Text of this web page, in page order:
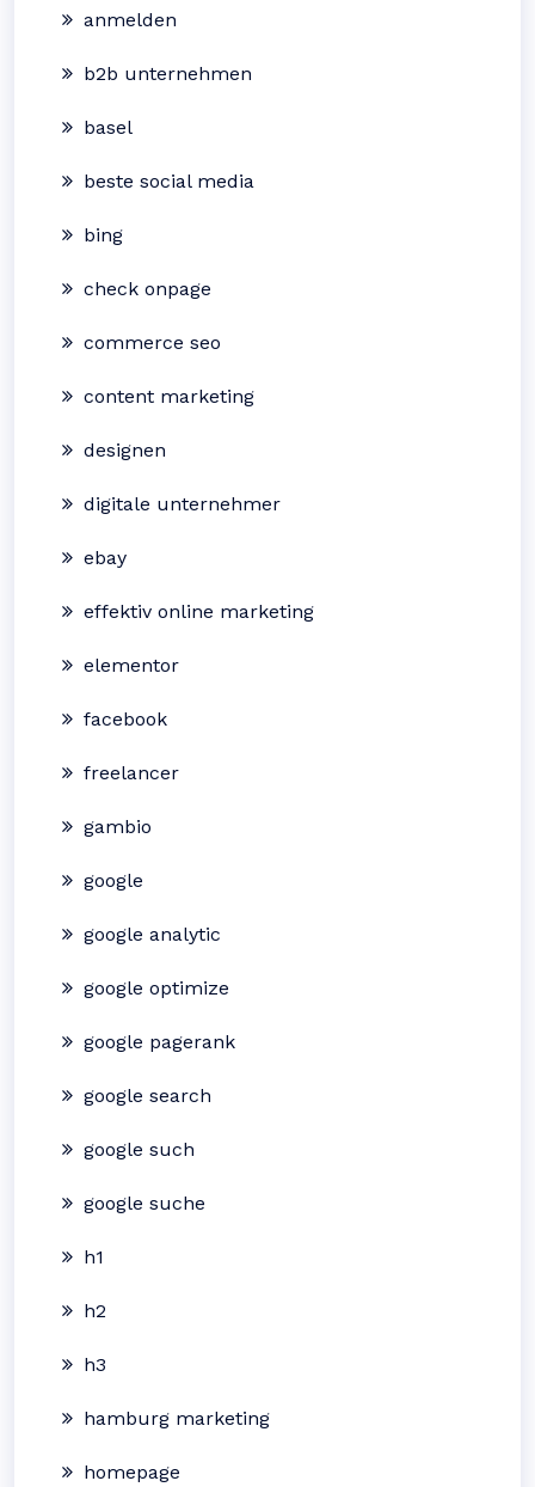
anmelden
b2b unternehmen
basel
beste social media
bing
check onpage
commerce seo
content marketing
designen
digitale unternehmer
ebay
effektiv online marketing
elementor
facebook
freelancer
gambio
google
google analytic
google optimize
google pagerank
google search
google such
google suche
h1
h2
h3
hamburg marketing
homepage